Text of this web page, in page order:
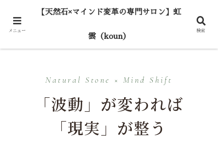
Natural Stone × Mind Shift
「波動」が変われば
「現実」が整う
メニュー
【天然石×マインド変革の専門サロン】虹
雲（koun）
検索